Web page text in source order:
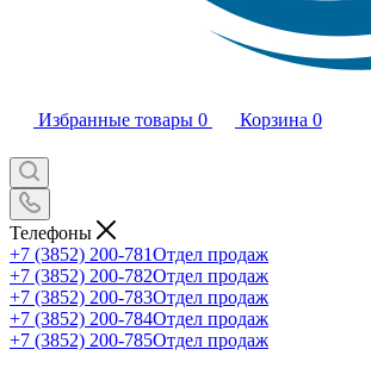
Избранные товары 0 Корзина 0
Телефоны
+7 (3852) 200-781Отдел продаж
+7 (3852) 200-782Отдел продаж
+7 (3852) 200-783Отдел продаж
+7 (3852) 200-784Отдел продаж
+7 (3852) 200-785Отдел продаж